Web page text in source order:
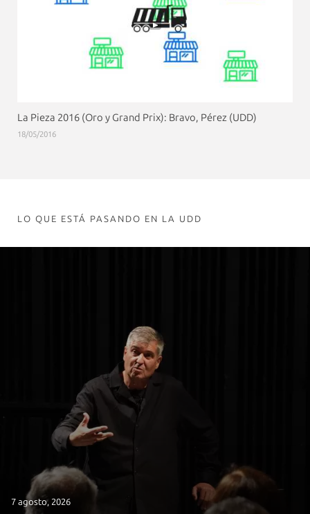
La Pieza 2016 (Oro y Grand Prix): Bravo, Pérez (UDD)
18/05/2016
LO QUE ESTÁ PASANDO EN LA UDD
7 agosto, 2026